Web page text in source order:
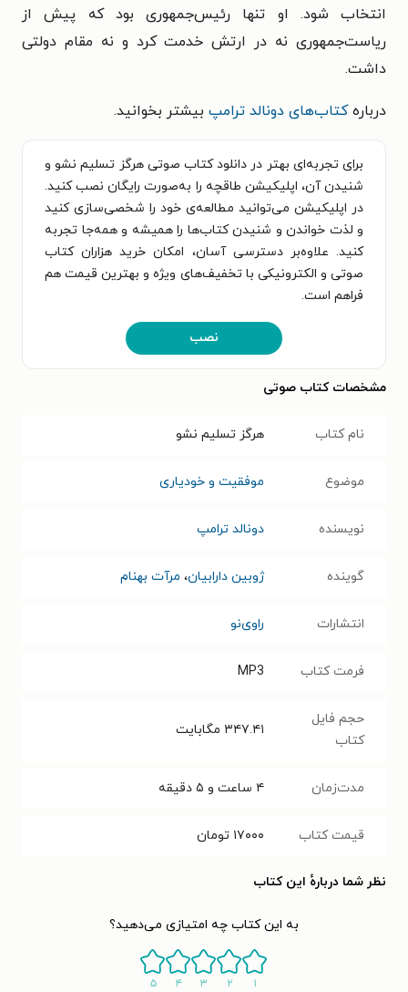
انتخاب شود. او تنها رئیس‌جمهوری بود که پیش از
ریاست‌جمهوری نه در ارتش خدمت کرد و نه مقام دولتی
داشت.
دربارهکتاب‌های دونالد ترامپ بیشتر بخوانید.
برای تجربه‌ای بهتر در دانلود کتاب صوتی هرگز تسلیم نشو و
شنیدن آن، اپلیکیشن طاقچه را به‌صورت رایگان نصب کنید.
در اپلیکیشن می‌توانید مطالعه‌ی خود را شخصی‌سازی کنید
و لذت خواندن و شنیدن کتاب‌ها را همیشه و همه‌جا تجربه
کنید. علاوه‌بر دسترسی آسان، امکان خرید هزاران کتاب
صوتی و الکترونیکی با تخفیف‌های ویژه و بهترین قیمت هم
فراهم است.
نصب
مشخصات کتاب صوتی
نام کتاب هرگز تسلیم نشو
موضوع موفقیت و خودیاری
نویسنده دونالد ترامپ
گوینده ژوبین دارابیان، مرآت بهنام
انتشارات راوی‌نو
فرمت کتاب MP3
حجم فایل
کتاب
۳۴۷.۴۱ مگابایت
مدت‌زمان ۴ ساعت و ۵ دقیقه
قیمت کتاب ۱۷۰۰۰ تومان
نظر شما دربارهٔ این کتاب
به این کتاب چه امتیازی می‌دهید؟
۱ ۲ ۳ ۴ ۵